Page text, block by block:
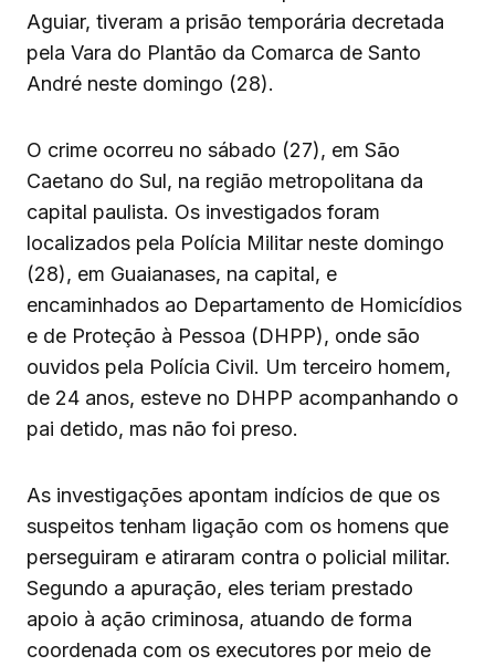
Aguiar, tiveram a prisão temporária decretada
pela Vara do Plantão da Comarca de Santo
André neste domingo (28).
O crime ocorreu no sábado (27), em São
Caetano do Sul, na região metropolitana da
capital paulista. Os investigados foram
localizados pela Polícia Militar neste domingo
(28), em Guaianases, na capital, e
encaminhados ao Departamento de Homicídios
e de Proteção à Pessoa (DHPP), onde são
ouvidos pela Polícia Civil. Um terceiro homem,
de 24 anos, esteve no DHPP acompanhando o
pai detido, mas não foi preso.
As investigações apontam indícios de que os
suspeitos tenham ligação com os homens que
perseguiram e atiraram contra o policial militar.
Segundo a apuração, eles teriam prestado
apoio à ação criminosa, atuando de forma
coordenada com os executores por meio de